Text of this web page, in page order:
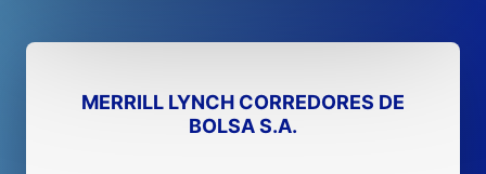
MERRILL LYNCH CORREDORES DE
BOLSA S.A.